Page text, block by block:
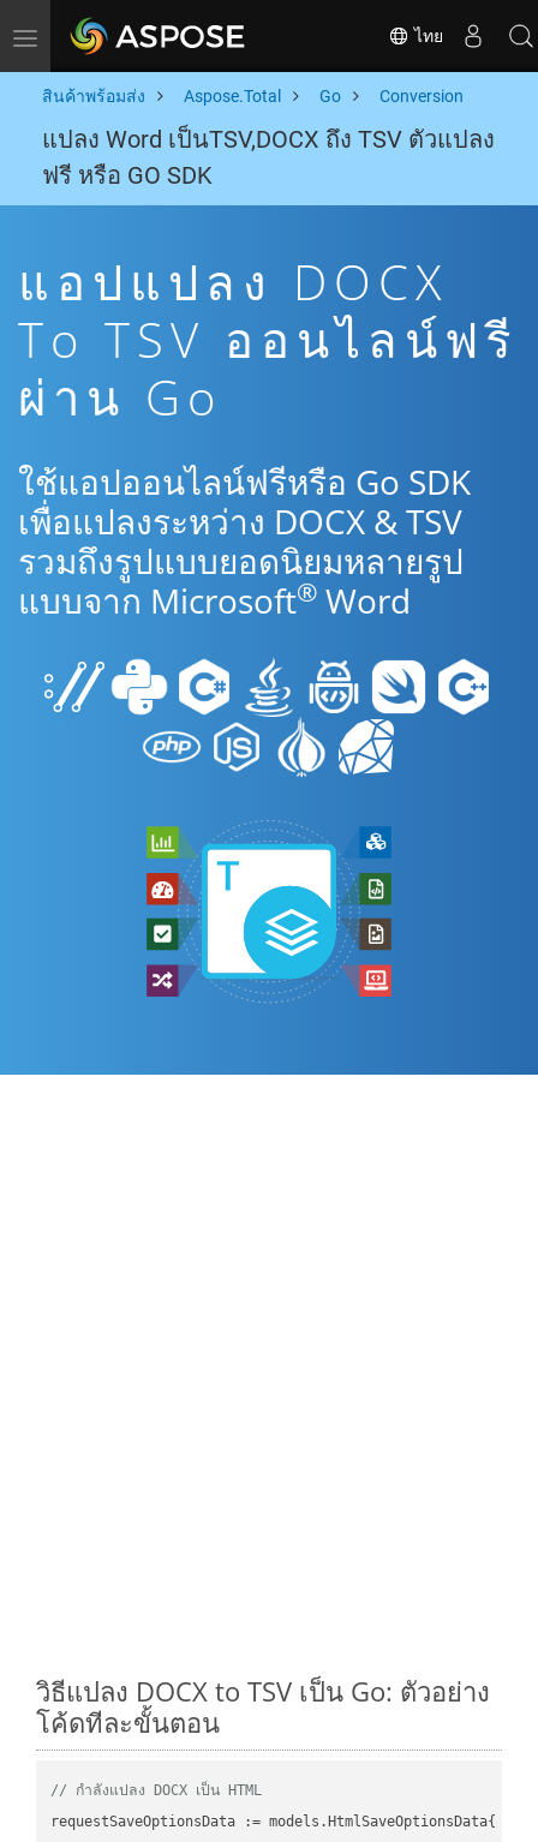
Toggle navigation ไทย
สินค้าพร้อมส่ง Aspose.Total Go Conversion
แปลง Word เป็นTSV,DOCX ถึง TSV ตัวแปลง
ฟรี หรือ GO SDK
แอปแปลง DOCX
To TSV ออนไลน์ฟรี
ผ่าน Go
ใช้แอปออนไลน์ฟรีหรือ Go SDK
เพื่อแปลงระหว่าง DOCX & TSV
รวมถึงรูปแบบยอดนิยมหลายรูป
แบบจาก Microsoft® Word
วิธีแปลง DOCX to TSV เป็น Go: ตัวอย่าง
โค้ดทีละขั้นตอน
// กำลังแปลง DOCX เป็น HTML
requestSaveOptionsData := models.HtmlSaveOptionsData{